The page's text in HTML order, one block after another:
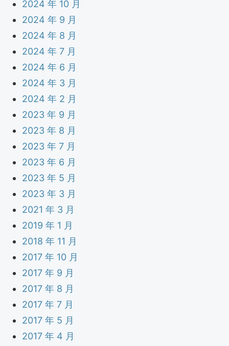
2024 年 10 月
2024 年 9 月
2024 年 8 月
2024 年 7 月
2024 年 6 月
2024 年 3 月
2024 年 2 月
2023 年 9 月
2023 年 8 月
2023 年 7 月
2023 年 6 月
2023 年 5 月
2023 年 3 月
2021 年 3 月
2019 年 1 月
2018 年 11 月
2017 年 10 月
2017 年 9 月
2017 年 8 月
2017 年 7 月
2017 年 5 月
2017 年 4 月